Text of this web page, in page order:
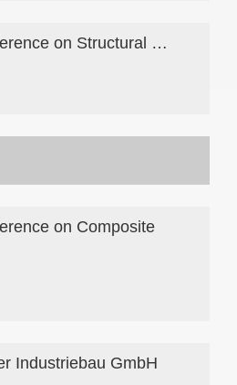
on Structural …
on Composite
Industriebau GmbH